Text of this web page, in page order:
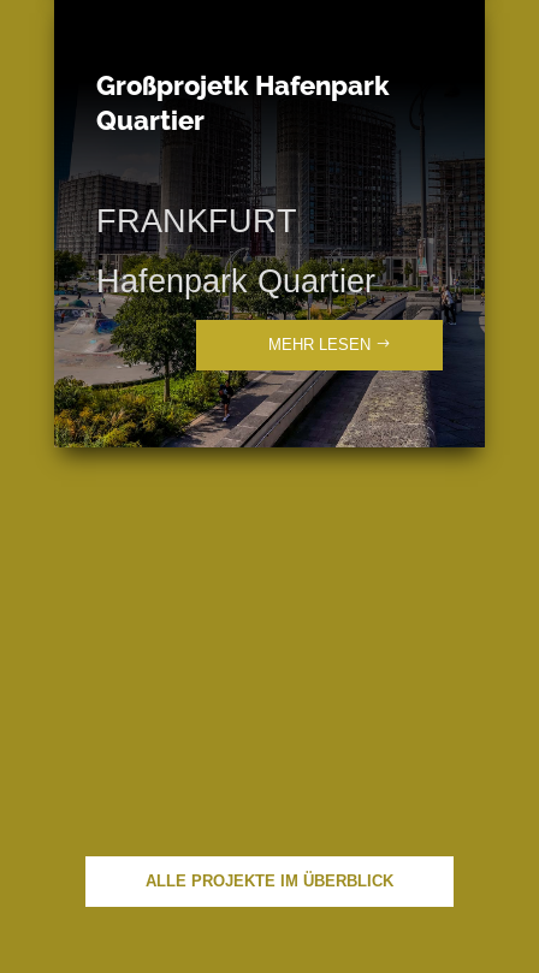
Großprojetk Hafenpark
Quartier
FRANKFURT
Hafenpark Quartier
MEHR LESEN
ALLE PROJEKTE IM ÜBERBLICK